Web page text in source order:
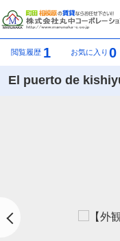
閲覧履歴 1 お気に入り 0
El puerto de